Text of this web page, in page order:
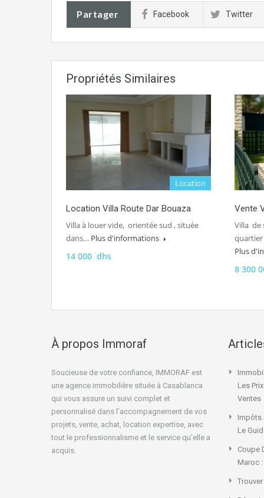
Partager Facebook Twitter
Propriétés Similaires
Location
Location Villa Route Dar Bouaza
Villa à louer vide, orientée sud , située
dans… Plus d'informations
14 000 dhs
Vente
Villa de
quartier
Plus
8 300
À propos Immoraf
Soucieuse de votre confiance, IMMORAF est
une agence immobilière située à Casablanca
qui vous assure un suivi complet et
personnalisé dans l’accompagnement de vos
projets, vente, achat, location expertise, avec
tout le professionnalisme et le service qu’elle a
acquis.
Les
Ventes
Impôts
Le
Coupe
Maroc